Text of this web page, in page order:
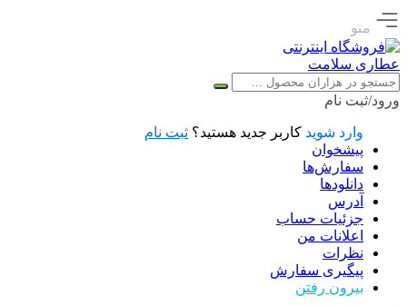
منو
ورود/ثبت نام
وارد شوید کاربر جدید هستید؟ ثبت نام
پیشخوان
سفارش‌ها
دانلودها
آدرس
جزئیات حساب
اعلانات من
نظرات
پیگیری سفارش
بیرون رفتن